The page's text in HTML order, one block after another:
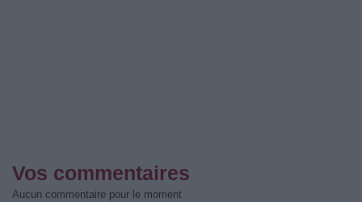
Vos commentaires
Aucun commentaire pour le moment